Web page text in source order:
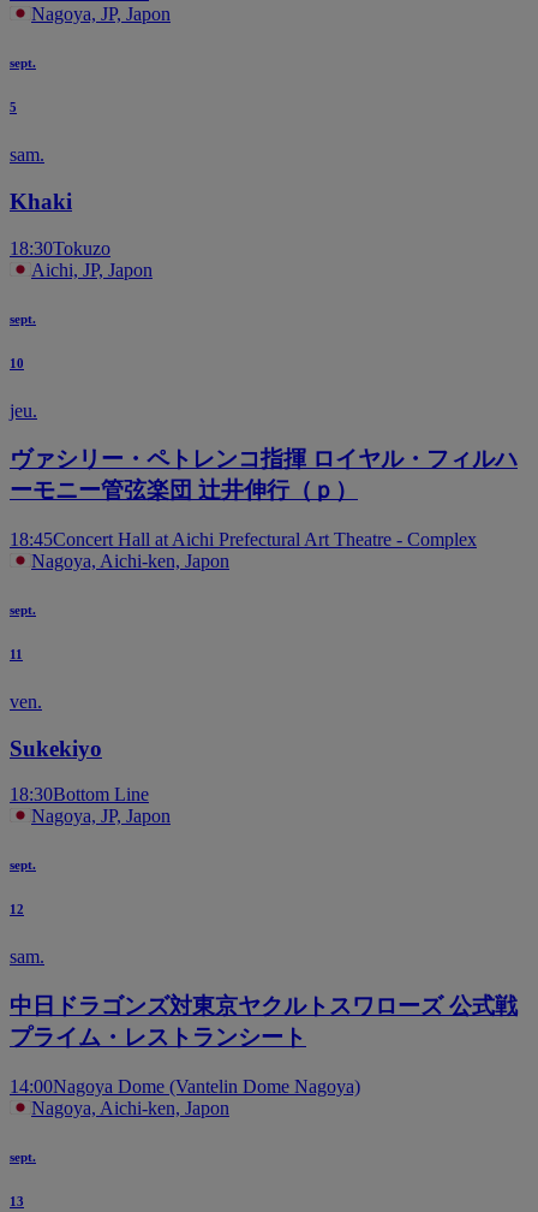
Nagoya, JP, Japon
sept.
5
sam.
Khaki
18:30Tokuzo
Aichi, JP, Japon
sept.
10
jeu.
ヴァシリー・ペトレンコ指揮 ロイヤル・フィルハ
ーモニー管弦楽団 辻井伸行（ｐ）
18:45Concert Hall at Aichi Prefectural Art Theatre - Complex
Nagoya, Aichi-ken, Japon
sept.
11
ven.
Sukekiyo
18:30Bottom Line
Nagoya, JP, Japon
sept.
12
sam.
中日ドラゴンズ対東京ヤクルトスワローズ 公式戦
プライム・レストランシート
14:00Nagoya Dome (Vantelin Dome Nagoya)
Nagoya, Aichi-ken, Japon
sept.
13